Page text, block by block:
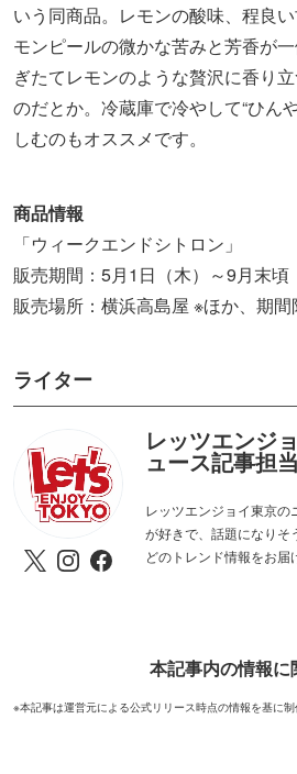
いう同商品。レモンの酸味、程良
モンピールの微かな苦みと芳香が
ぎたてレモンのような贅沢に香り
のだとか。冷蔵庫で冷やして“ひん
しむのもオススメです。
商品情報
「ウィークエンドシトロン」
販売期間：5月1日（木）～9月末頃
販売場所：横浜高島屋 ※ほか、期
ライター
レッツエンジ
ュース記事担当
レッツエンジョイ東京
が好きで、話題になりそ
どのトレンド情報をお届
本記事内の情報に
※本記事は運営元による公式リリース時点の情報を基に制